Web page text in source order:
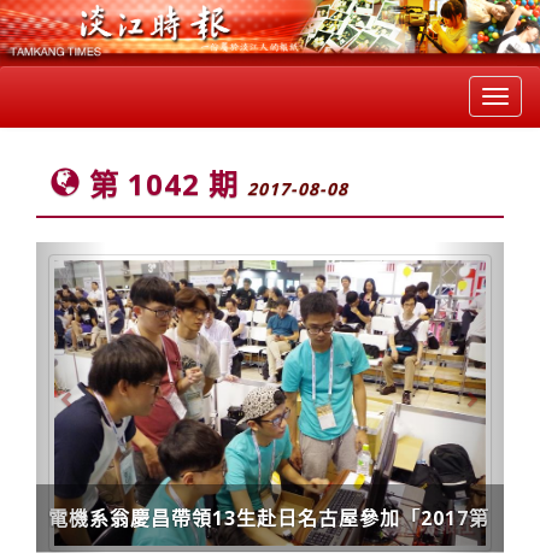
第 1042 期 2017-08-08
電機系翁慶昌帶領13生赴日名古屋參加「2017第
三屆亞馬遜機器人挑戰賽」
Previous Next